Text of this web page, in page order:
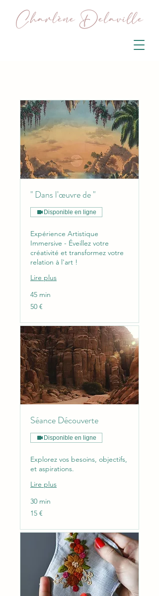
" Dans l'œuvre de "
Disponible en ligne
Expérience Artistique
Immersive - Éveillez votre
créativité et transformez votre
relation à l'art !
Lire plus
45 min
50
euros
50 €
Séance Découverte
Disponible en ligne
Explorez vos besoins, objectifs,
et aspirations.
Lire plus
30 min
15
euros
15 €